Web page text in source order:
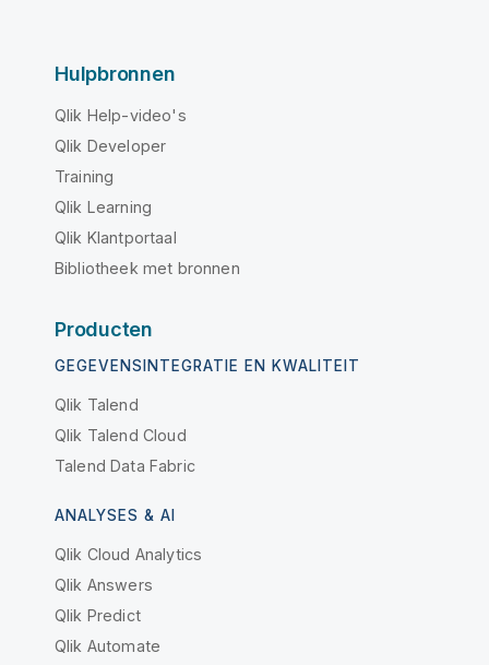
Hulpbronnen
Qlik Help-video's
Qlik Developer
Training
Qlik Learning
Qlik Klantportaal
Bibliotheek met bronnen
Producten
GEGEVENSINTEGRATIE EN KWALITEIT
Qlik Talend
Qlik Talend Cloud
Talend Data Fabric
ANALYSES & AI
Qlik Cloud Analytics
Qlik Answers
Qlik Predict
Qlik Automate